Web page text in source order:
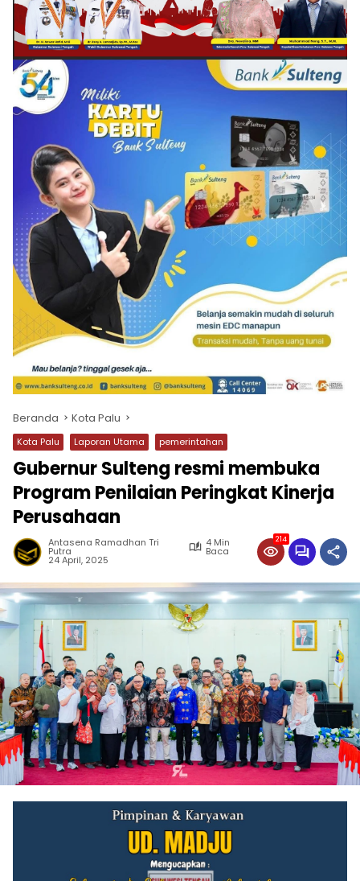
Beranda Kota Palu
Kota Palu Laporan Utama pemerintahan
Gubernur Sulteng resmi membuka
Program Penilaian Peringkat Kinerja
Perusahaan
Antasena Ramadhan Tri
Putra
4 Min
Baca
24 April, 2025
214